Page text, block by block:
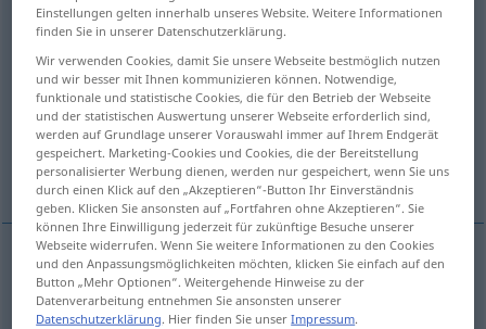
Übersicht aller Übersetzungen
(Für mehr Details die Übersetzung anklicken/antippen)
abschaben, abkratzen, auskratzen
Weitere Beispiele...
(ab)schaben racler
Einstellungen gelten innerhalb unseres Website. Weitere Informationen
finden Sie in unserer Datenschutzerklärung.
Wir verwenden Cookies, damit Sie unsere Webseite bestmöglich nutzen
und wir besser mit Ihnen kommunizieren können. Notwendige,
funktionale und statistische Cookies, die für den Betrieb der Webseite
und der statistischen Auswertung unserer Webseite erforderlich sind,
werden auf Grundlage unserer Vorauswahl immer auf Ihrem Endgerät
gespeichert. Marketing-Cookies und Cookies, die der Bereitstellung
personalisierter Werbung dienen, werden nur gespeichert, wenn Sie uns
durch einen Klick auf den „Akzeptieren“-Button Ihr Einverständnis
geben. Klicken Sie ansonsten auf „Fortfahren ohne Akzeptieren“. Sie
können Ihre Einwilligung jederzeit für zukünftige Besuche unserer
Webseite widerrufen. Wenn Sie weitere Informationen zu den Cookies
und den Anpassungsmöglichkeiten möchten, klicken Sie einfach auf den
Button „Mehr Optionen“. Weitergehende Hinweise zu der
Datenverarbeitung entnehmen Sie ansonsten unserer
Datenschutzerklärung. Hier finden Sie unserImpressum.